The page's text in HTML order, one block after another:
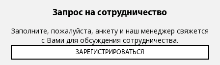
Запрос на сотрудничество
Заполните, пожалуйста, анкету и наш менеджер свяжется
с Вами для обсуждения сотрудничества.